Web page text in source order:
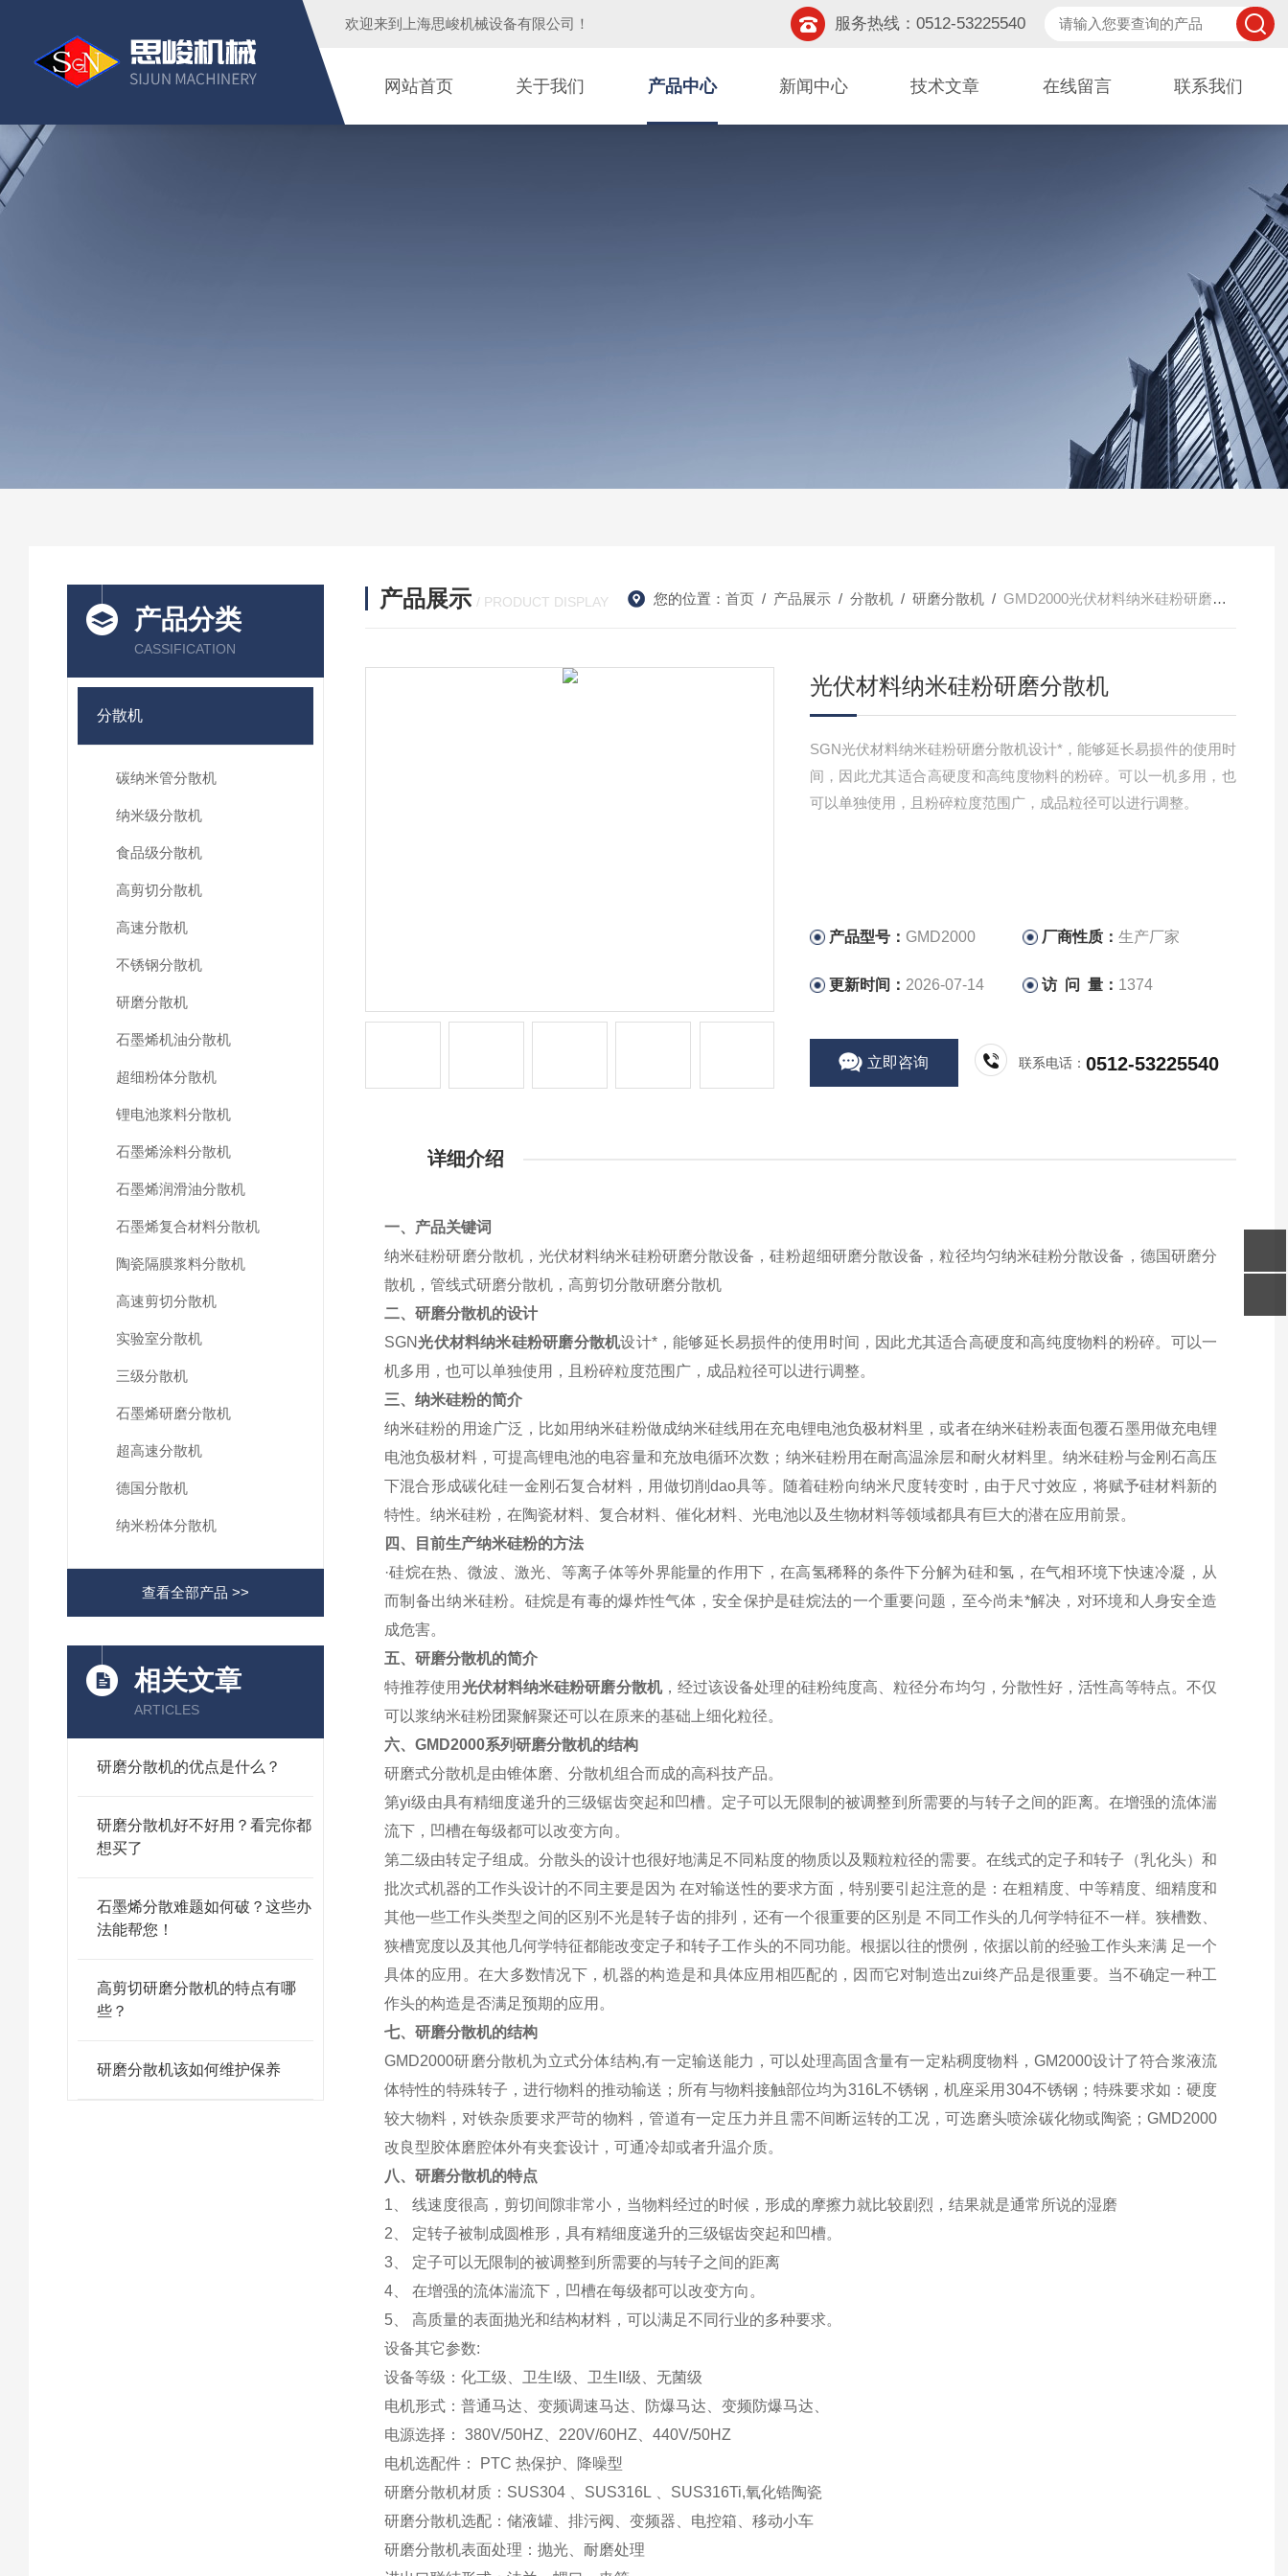
欢迎来到 上海思峻机械设备有限公司 ！ 服务热线：0512-53225540
网站首页 关于我们 产品中心 新闻中心 技术文章 在线留言 联系我们
产品分类
CASSIFICATION
分散机
碳纳米管分散机
纳米级分散机
食品级分散机
高剪切分散机
高速分散机
不锈钢分散机
研磨分散机
石墨烯机油分散机
超细粉体分散机
锂电池浆料分散机
石墨烯涂料分散机
石墨烯润滑油分散机
石墨烯复合材料分散机
陶瓷隔膜浆料分散机
高速剪切分散机
实验室分散机
三级分散机
石墨烯研磨分散机
超高速分散机
德国分散机
纳米粉体分散机
查看全部产品 >>
相关文章
ARTICLES
研磨分散机的优点是什么？
研磨分散机好不好用？看完你都
想买了
石墨烯分散难题如何破？这些办
法能帮您！
高剪切研磨分散机的特点有哪
些？
研磨分散机该如何维护保养
产品展示 / PRODUCT DISPLAY 您的位置： 首页/ 产品展示/ 分散机/ 研磨分散机/ GMD2000光伏材料纳米硅粉研磨分散机
光伏材料纳米硅粉研磨分散机
SGN光伏材料纳米硅粉研磨分散机设计*，能够延长易损件的使用时
间，因此尤其适合高硬度和高纯度物料的粉碎。可以一机多用，也
可以单独使用，且粉碎粒度范围广，成品粒径可以进行调整。
产品型号： GMD2000 厂商性质：生产厂家
更新时间： 2026-07-14 访 问 量： 1374
立即咨询 联系电话：0512-53225540
详细介绍
一、产品关键词
纳米硅粉研磨分散机，光伏材料纳米硅粉研磨分散设备，硅粉超细研磨分散设备，粒径均匀纳米硅粉分散设备，德国研磨分
散机，管线式研磨分散机，高剪切分散研磨分散机
二、研磨分散机的设计
SGN光伏材料纳米硅粉研磨分散机设计*，能够延长易损件的使用时间，因此尤其适合高硬度和高纯度物料的粉碎。可以一
机多用，也可以单独使用，且粉碎粒度范围广，成品粒径可以进行调整。
三、纳米硅粉的简介
纳米硅粉的用途广泛，比如用纳米硅粉做成纳米硅线用在充电锂电池负极材料里，或者在纳米硅粉表面包覆石墨用做充电锂
电池负极材料，可提高锂电池的电容量和充放电循环次数；纳米硅粉用在耐高温涂层和耐火材料里。纳米硅粉与金刚石高压
下混合形成碳化硅一金刚石复合材料，用做切削dao具等。随着硅粉向纳米尺度转变时，由于尺寸效应，将赋予硅材料新的
特性。纳米硅粉，在陶瓷材料、复合材料、催化材料、光电池以及生物材料等领域都具有巨大的潜在应用前景。
四、目前生产纳米硅粉的方法
·硅烷在热、微波、激光、等离子体等外界能量的作用下，在高氢稀释的条件下分解为硅和氢，在气相环境下快速冷凝，从
而制备出纳米硅粉。硅烷是有毒的爆炸性气体，安全保护是硅烷法的一个重要问题，至今尚未*解决，对环境和人身安全造
成危害。
五、研磨分散机的简介
特推荐使用 光伏材料纳米硅粉研磨分散机，经过该设备处理的硅粉纯度高、粒径分布均匀，分散性好，活性高等特点。不仅
可以浆纳米硅粉团聚解聚还可以在原来的基础上细化粒径。
六、GMD2000系列研磨分散机的结构
研磨式分散机是由锥体磨、分散机组合而成的高科技产品。
第yi级由具有精细度递升的三级锯齿突起和凹槽。定子可以无限制的被调整到所需要的与转子之间的距离。在增强的流体湍
流下，凹槽在每级都可以改变方向。
第二级由转定子组成。分散头的设计也很好地满足不同粘度的物质以及颗粒粒径的需要。在线式的定子和转子（乳化头）和
批次式机器的工作头设计的不同主要是因为 在对输送性的要求方面，特别要引起注意的是：在粗精度、中等精度、细精度和
其他一些工作头类型之间的区别不光是转子齿的排列，还有一个很重要的区别是 不同工作头的几何学特征不一样。狭槽数、
狭槽宽度以及其他几何学特征都能改变定子和转子工作头的不同功能。根据以往的惯例，依据以前的经验工作头来满 足一个
具体的应用。在大多数情况下，机器的构造是和具体应用相匹配的，因而它对制造出zui终产品是很重要。当不确定一种工
作头的构造是否满足预期的应用。
七、研磨分散机的结构
GMD2000研磨分散机为立式分体结构,有一定输送能力，可以处理高固含量有一定粘稠度物料，GM2000设计了符合浆液流
体特性的特殊转子，进行物料的推动输送；所有与物料接触部位均为316L不锈钢，机座采用304不锈钢；特殊要求如：硬度
较大物料，对铁杂质要求严苛的物料，管道有一定压力并且需不间断运转的工况，可选磨头喷涂碳化物或陶瓷；GMD2000
改良型胶体磨腔体外有夹套设计，可通冷却或者升温介质。
八、研磨分散机的特点
1、 线速度很高，剪切间隙非常小，当物料经过的时候，形成的摩擦力就比较剧烈，结果就是通常所说的湿磨
2、 定转子被制成圆椎形，具有精细度递升的三级锯齿突起和凹槽。
3、 定子可以无限制的被调整到所需要的与转子之间的距离
4、 在增强的流体湍流下，凹槽在每级都可以改变方向。
5、 高质量的表面抛光和结构材料，可以满足不同行业的多种要求。
设备其它参数:
设备等级：化工级、卫生I级、卫生II级、无菌级
电机形式：普通马达、变频调速马达、防爆马达、变频防爆马达、
电源选择： 380V/50HZ、220V/60HZ、440V/50HZ
电机选配件： PTC 热保护、降噪型
研磨分散机材质：SUS304 、SUS316L 、SUS316Ti,氧化锆陶瓷
研磨分散机选配：储液罐、排污阀、变频器、电控箱、移动小车
研磨分散机表面处理：抛光、耐磨处理